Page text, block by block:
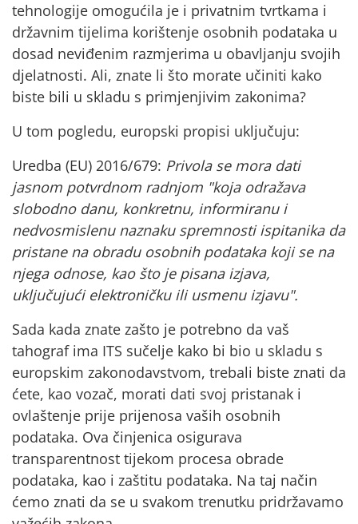
tehnologije omogućila je i privatnim tvrtkama i
državnim tijelima korištenje osobnih podataka u
dosad neviđenim razmjerima u obavljanju svojih
djelatnosti. Ali, znate li što morate učiniti kako
biste bili u skladu s primjenjivim zakonima?
U tom pogledu, europski propisi uključuju:
Uredba (EU) 2016/679: Privola se mora dati
jasnom potvrdnom radnjom "koja odražava
slobodno danu, konkretnu, informiranu i
nedvosmislenu naznaku spremnosti ispitanika da
pristane na obradu osobnih podataka koji se na
njega odnose, kao što je pisana izjava,
uključujući elektroničku ili usmenu izjavu".
Sada kada znate zašto je potrebno da vaš
tahograf ima ITS sučelje kako bi bio u skladu s
europskim zakonodavstvom, trebali biste znati da
ćete, kao vozač, morati dati svoj pristanak i
ovlaštenje prije prijenosa vaših osobnih
podataka. Ova činjenica osigurava
transparentnost tijekom procesa obrade
podataka, kao i zaštitu podataka. Na taj način
ćemo znati da se u svakom trenutku pridržavamo